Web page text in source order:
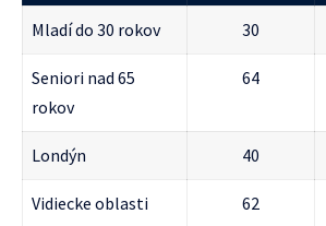
Mladí do 30 rokov 30
Seniori nad 65
rokov
64
Londýn 40
Vidiecke oblasti 62